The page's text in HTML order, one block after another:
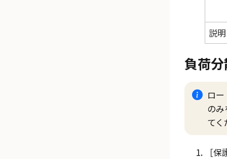
説明
負荷
ロ
の
て
保